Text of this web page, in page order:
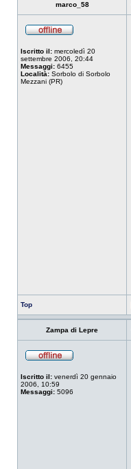
marco_58
Iscritto il: mercoledì 20
settembre 2006, 20:44
Messaggi: 6455
Località: Sorbolo di Sorbolo
Mezzani (PR)
Top
Zampa di Lepre
Iscritto il: venerdì 20 gennaio
2006, 10:59
Messaggi: 5096